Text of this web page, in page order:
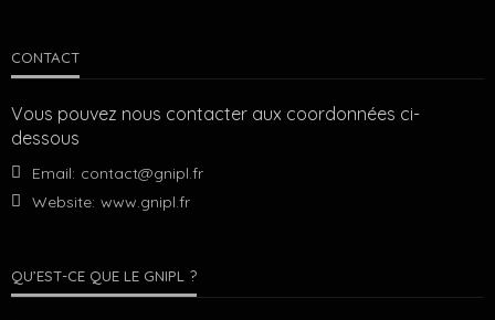
CONTACT
Vous pouvez nous contacter aux coordonnées ci-
dessous
Email: contact@gnipl.fr
Website: www.gnipl.fr
QU’EST-CE QUE LE GNIPL ?